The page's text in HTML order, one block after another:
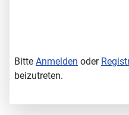
Bitte Anmelden oder
beizutreten.